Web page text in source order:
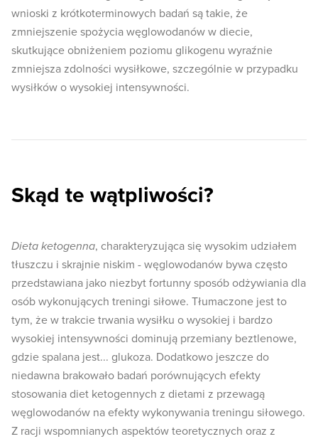
wnioski z krótkoterminowych badań są takie, że
zmniejszenie spożycia węglowodanów w diecie,
skutkujące obniżeniem poziomu glikogenu wyraźnie
zmniejsza zdolności wysiłkowe, szczególnie w przypadku
wysiłków o wysokiej intensywności.
Skąd te wątpliwości?
Dieta ketogenna, charakteryzująca się wysokim udziałem
tłuszczu i skrajnie niskim - węglowodanów bywa często
przedstawiana jako niezbyt fortunny sposób odżywiania dla
osób wykonujących treningi siłowe. Tłumaczone jest to
tym, że w trakcie trwania wysiłku o wysokiej i bardzo
wysokiej intensywności dominują przemiany beztlenowe,
gdzie spalana jest... glukoza. Dodatkowo jeszcze do
niedawna brakowało badań porównujących efekty
stosowania diet ketogennych z dietami z przewagą
węglowodanów na efekty wykonywania treningu siłowego.
Z racji wspomnianych aspektów teoretycznych oraz z